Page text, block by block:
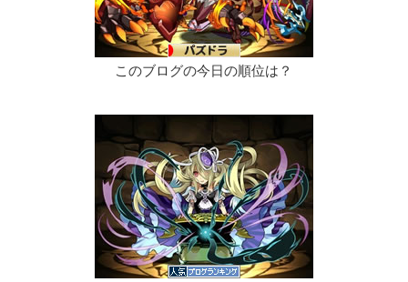
このブログの今日の順位は？